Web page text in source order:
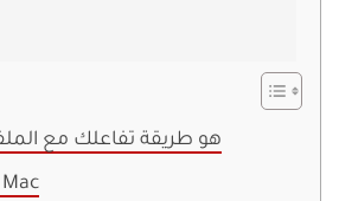
الموجودة على جهاز Mac